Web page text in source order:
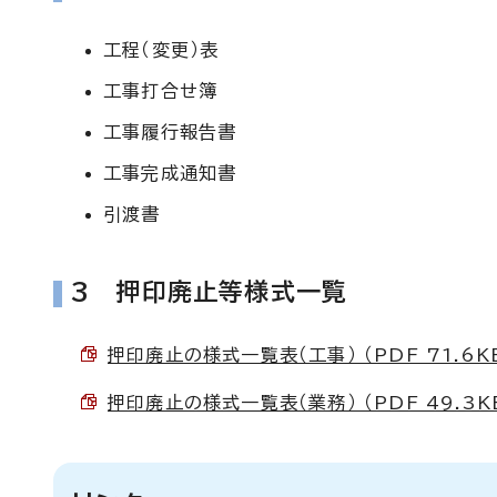
工程（変更）表
工事打合せ簿
工事履行報告書
工事完成通知書
引渡書
3 押印廃止等様式一覧
押印廃止の様式一覧表（工事） （PDF 71.6KB
押印廃止の様式一覧表（業務） （PDF